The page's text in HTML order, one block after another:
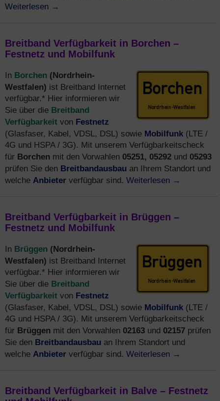
Weiterlesen →
Breitband Verfügbarkeit in Borchen –
Festnetz und Mobilfunk
In Borchen (Nordrhein-
Westfalen) ist Breitband Internet
verfügbar.* Hier informieren wir
Sie über die Breitband
Verfügbarkeit von Festnetz
(Glasfaser, Kabel, VDSL, DSL) sowie Mobilfunk (LTE /
4G und HSPA / 3G). Mit unserem Verfügbarkeitscheck
für Borchen mit den Vorwahlen 05251, 05292 und 05293
prüfen Sie den Breitbandausbau an Ihrem Standort und
welche Anbieter verfügbar sind. Weiterlesen →
Breitband Verfügbarkeit in Brüggen –
Festnetz und Mobilfunk
In Brüggen (Nordrhein-
Westfalen) ist Breitband Internet
verfügbar.* Hier informieren wir
Sie über die Breitband
Verfügbarkeit von Festnetz
(Glasfaser, Kabel, VDSL, DSL) sowie Mobilfunk (LTE /
4G und HSPA / 3G). Mit unserem Verfügbarkeitscheck
für Brüggen mit den Vorwahlen 02163 und 02157 prüfen
Sie den Breitbandausbau an Ihrem Standort und
welche Anbieter verfügbar sind. Weiterlesen →
Breitband Verfügbarkeit in Balve – Festnetz